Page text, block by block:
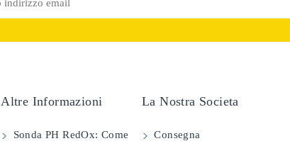
Altre Informazioni
Sonda PH RedOx: Come
La Nostra Societa
Consegna